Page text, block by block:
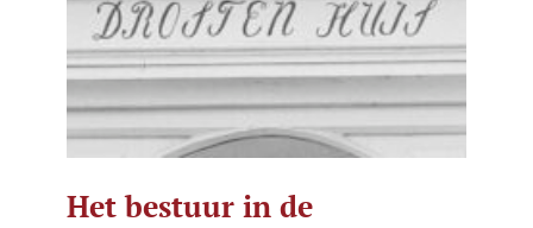
Het bestuur in de